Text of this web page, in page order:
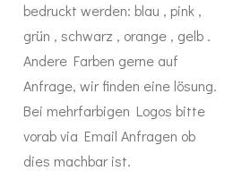
bedruckt werden: blau , pink ,
grün , schwarz , orange , gelb .
Andere Farben gerne auf
Anfrage, wir finden eine lösung.
Bei mehrfarbigen Logos bitte
vorab via Email Anfragen ob
dies machbar ist.